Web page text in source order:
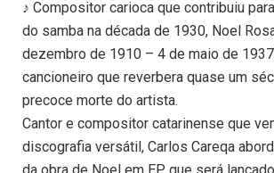
♪ Compositor carioca que contribuiu
do samba na década de 1930, Noel
dezembro de 1910 – 4 de maio de
cancioneiro que reverbera quase um
precoce morte do artista.
Cantor e compositor catarinense que
discografia versátil, Carlos Careqa